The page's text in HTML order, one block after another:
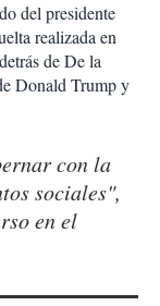
del presidente
realizada en
de De la
Donald Trump y
con la
sociales",
en el